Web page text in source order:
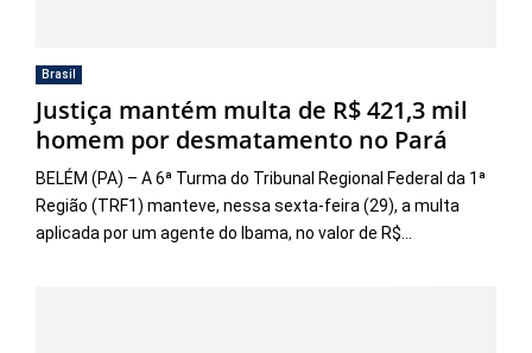
Brasil
Justiça mantém multa de R$ 421,3 mil
homem por desmatamento no Pará
BELÉM (PA) – A 6ª Turma do Tribunal Regional Federal da 1ª
Região (TRF1) manteve, nessa sexta-feira (29), a multa
aplicada por um agente do Ibama, no valor de R$...